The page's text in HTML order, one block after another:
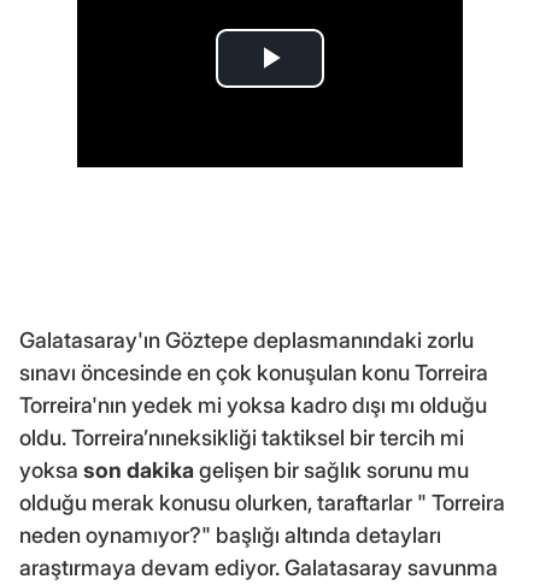
Galatasaray'ın Göztepe deplasmanındaki zorlu
sınavı öncesinde en çok konuşulan konu Torreira
Torreira'nın yedek mi yoksa kadro dışı mı olduğu
oldu. Torreira’nıneksikliği taktiksel bir tercih mi
yoksa son dakika gelişen bir sağlık sorunu mu
olduğu merak konusu olurken, taraftarlar " Torreira
neden oynamıyor?" başlığı altında detayları
araştırmaya devam ediyor. Galatasaray savunma